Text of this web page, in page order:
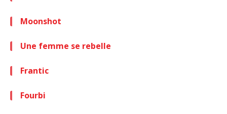
Moonshot
Une femme se rebelle
Frantic
Fourbi